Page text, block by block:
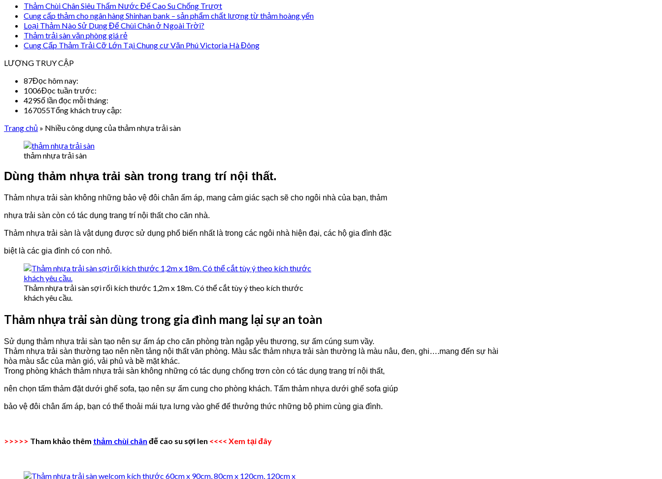
Thảm Chùi Chân Siêu Thấm Nước Đế Cao Su Chống Trượt
Cung cấp thảm cho ngân hàng Shinhan bank – sản phẩm chất lượng từ thảm hoàng yến
Loại Thảm Nào Sử Dụng Để Chùi Chân ở Ngoài Trời?
Thảm trải sàn văn phòng giá rẻ
Cung Cấp Thảm Trải Cỡ Lớn Tại Chung cư Văn Phú Victoria Hà Đông
LƯỢNG TRUY CẬP
87Đọc hôm nay:
1006Đọc tuần trước:
429Số lần đọc mỗi tháng:
167055Tổng khách truy cập:
Trang chủ » Nhiều công dụng của thảm nhựa trải sàn
thảm nhựa trải sàn
Dùng thảm nhựa trải sàn trong trang trí nội thất.
Thảm nhựa trải sàn không những bảo vệ đôi chân ấm áp, mang cảm giác sạch sẽ cho ngôi nhà của bạn, thảm
nhựa trải sàn còn có tác dụng trang trí nội thất cho căn nhà.
Thảm nhựa trải sàn là vật dụng được sử dụng phổ biến nhất là trong các ngôi nhà hiện đại, các hộ gia đình đặc
biệt là các gia đình có con nhỏ.
Thảm nhựa trải sàn sợi rối kích thước 1,2m x 18m. Có thể cắt tùy ý theo kích thước
khách yêu cầu.
Thảm nhựa trải sàn dùng trong gia đình mang lại sự an toàn
Sử dụng thảm nhựa trải sàn tạo nên sự ấm áp cho căn phòng tràn ngập yêu thương, sự ấm cúng sum vầy.
Thảm nhựa trải sàn thường tạo nên nền tảng nội thất văn phòng. Màu sắc thảm nhựa trải sàn thường là màu nâu, đen, ghi….mang đến sự hài
hòa màu sắc của màn gió, vải phủ và bề mặt khác.
Trong phòng khách thảm nhựa trải sàn không những có tác dụng chống trơn còn có tác dụng trang trí nội thất,
nên chọn tấm thảm đặt dưới ghế sofa, tạo nên sự ấm cung cho phòng khách. Tấm thảm nhựa dưới ghế sofa giúp
bảo vệ đôi chân ấm áp, bạn có thể thoải mái tựa lưng vào ghế để thưởng thức những bộ phim cùng gia đình.
>>>>> Tham khảo thêm thảm chùi chân đế cao su sợi len <<<< Xem tại đây